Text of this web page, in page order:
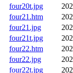
four20t.jpg
four21.htm
four21.jpg
four21t.jpg
four22.htm
four22.jpg
four22t.jpg